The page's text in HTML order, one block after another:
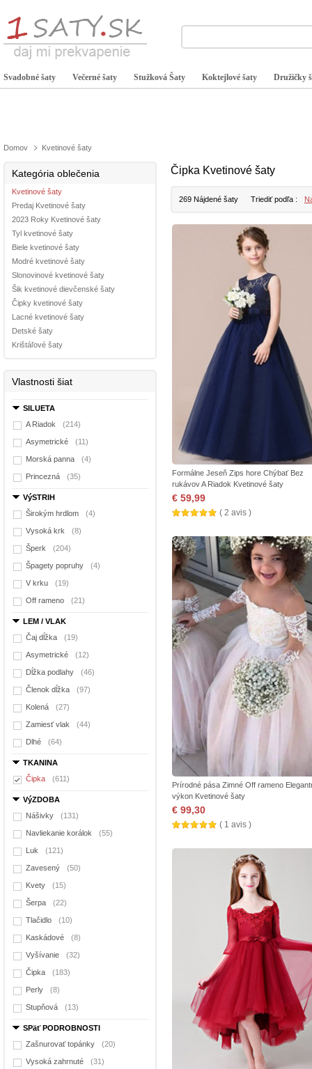
Svadobné šaty Večerné šaty Stužková Šaty Koktejlové šaty Družičky
Domov Kvetinové šaty
Kategória oblečenia
Kvetinové šaty
Predaj Kvetinové šaty
2023 Roky Kvetinové šaty
Tyl kvetinové šaty
Biele kvetinové šaty
Modré kvetinové šaty
Slonovinové kvetinové šaty
Šik kvetinové dievčenské šaty
Čipky kvetinové šaty
Lacné kvetinové šaty
Detské šaty
Krištáľové šaty
Vlastnosti šiat
SILUETA
A Riadok
(214)
Asymetrické (11)
Morská panna (4)
Princezná (35)
VýSTRIH
Širokým hrdlom
(4)
Vysoká krk (8)
Šperk (204)
Špagety popruhy (4)
V krku (19)
Off rameno (21)
LEM / VLAK
Čaj dĺžka
(19)
Asymetrické (12)
Dĺžka podlahy (46)
Členok dĺžka (97)
Kolená (27)
Zamiesť vlak (44)
Dlhé (64)
TKANINA
Čipka
(611)
VýZDOBA
Nášivky
(131)
Navliekanie korálok (55)
Luk (121)
Zavesený (50)
Kvety (15)
Šerpa (22)
Tlačidlo (10)
Kaskádové (8)
Vyšívanie (32)
Čipka (183)
Perly (8)
Stupňová (13)
SPäť PODROBNOSTI
Zašnurovať topánky
(20)
Vysoká zahrnuté (31)
Čipka Kvetinové šaty
269 Nájdené šaty Triediť podľa :
Formálne Jeseň Zips hore Chýbať Bez
rukávov A Riadok Kvetinové šaty
€ 59,99
( 2 avis )
Prírodné pása Zimné Off rameno
výkon Kvetinové šaty
€ 99,30
( 1 avis )